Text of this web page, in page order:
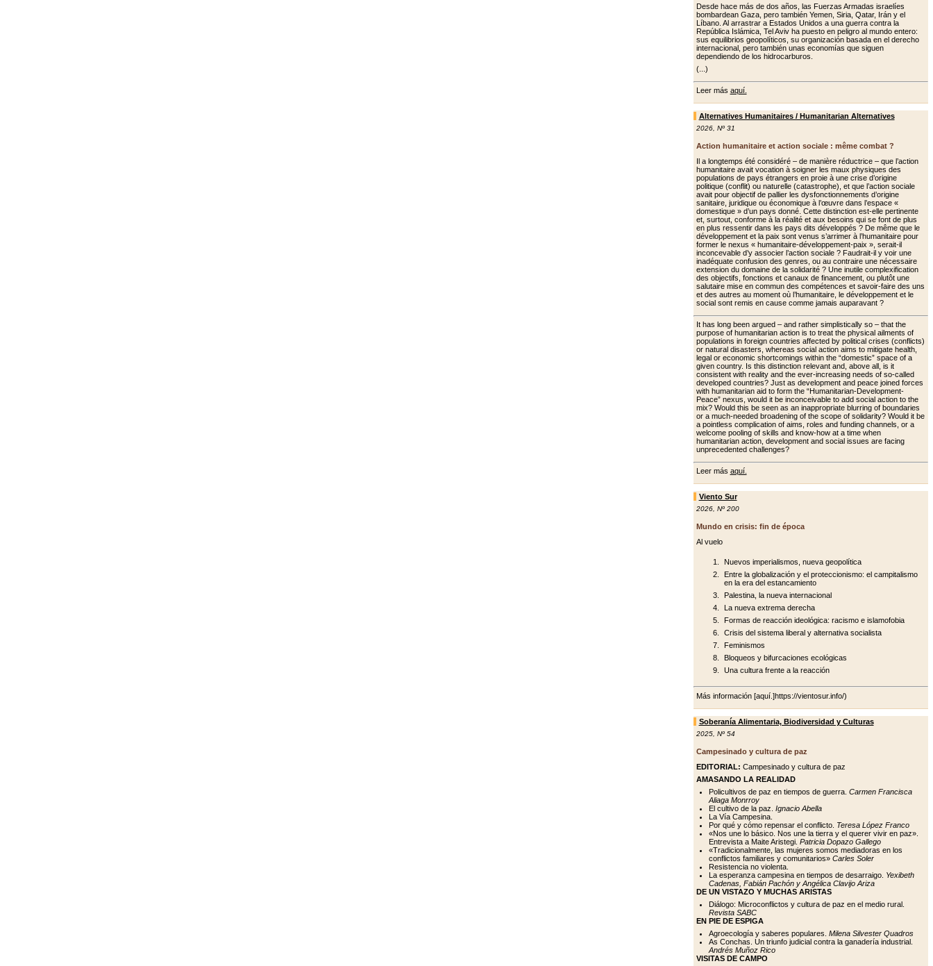
Desde hace más de dos años, las Fuerzas Armadas israelíes
bombardean Gaza, pero también Yemen, Siria, Qatar, Irán y el
Líbano. Al arrastrar a Estados Unidos a una guerra contra la
República Islámica, Tel Aviv ha puesto en peligro al mundo entero:
sus equilibrios geopolíticos, su organización basada en el derecho
internacional, pero también unas economías que siguen
dependiendo de los hidrocarburos.
(...)
Leer más aquí.
Alternatives Humanitaires / Humanitarian Alternatives
2026, Nº 31
Action humanitaire et action sociale : même combat ?
Il a longtemps été considéré – de manière réductrice – que l’action
humanitaire avait vocation à soigner les maux physiques des
populations de pays étrangers en proie à une crise d’origine
politique (conflit) ou naturelle (catastrophe), et que l’action sociale
avait pour objectif de pallier les dys­fonctionnements d’origine
sanitaire, juridique ou économique à l’œuvre dans l’espace «
domestique » d’un pays donné. Cette distinction est-elle pertinente
et, surtout, conforme à la réalité et aux besoins qui se font de plus
en plus ressentir dans les pays dits développés ? De même que le
dévelop­pement et la paix sont venus s’arrimer à l’humanitaire pour
former le nexus « humanitaire-développement-paix », serait-il
inconcevable d’y associer l’ac­tion sociale ? Faudrait-il y voir une
ina­déquate confusion des genres, ou au contraire une nécessaire
extension du domaine de la solidarité ? Une inutile complexification
des objectifs, fonc­tions et canaux de financement, ou plu­tôt une
salutaire mise en commun des compétences et savoir-faire des uns
et des autres au moment où l’humanitaire, le développement et le
social sont remis en cause comme jamais auparavant ?
It has long been argued – and rather simplistically so – that the
purpose of humanitarian action is to treat the physical ailments of
populations in foreign countries affected by political crises (conflicts)
or natural disasters, whereas social action aims to mitigate health,
legal or economic shortcomings within the “domestic” space of a
giv­en country. Is this distinction relevant and, above all, is it
consistent with re­ality and the ever-increasing needs of so-called
developed countries? Just as development and peace joined forc­es
with humanitarian aid to form the “Humanitarian-Development-
Peace” nexus, would it be inconceivable to add social action to the
mix? Would this be seen as an inappropriate blurring of boundaries
or a much-needed broad­ening of the scope of solidarity? Would it be
a pointless complication of aims, roles and funding channels, or a
wel­come pooling of skills and know-how at a time when
humanitarian action, de­velopment and social issues are facing
unprecedented challenges?
Leer más aquí.
Viento Sur
2026, Nº 200
Mundo en crisis: fin de época
Al vuelo
Nuevos imperialismos, nueva geopolítica
Entre la globalización y el proteccionismo: el campitalismo
en la era del estancamiento
Palestina, la nueva internacional
La nueva extrema derecha
Formas de reacción ideológica: racismo e islamofobia
Crisis del sistema liberal y alternativa socialista
Feminismos
Bloqueos y bifurcaciones ecológicas
Una cultura frente a la reacción
Más información [aquí.]https://vientosur.info/)
Soberanía Alimentaria, Biodiversidad y Culturas
2025, Nº 54
Campesinado y cultura de paz
EDITORIAL: Campesinado y cultura de paz
AMASANDO LA REALIDAD
Policultivos de paz en tiempos de guerra. Carmen Francisca
Aliaga Monrroy
El cultivo de la paz. Ignacio Abella
La Vía Campesina.
Por qué y cómo repensar el conflicto. Teresa López Franco
«Nos une lo básico. Nos une la tierra y el querer vivir en paz».
Entrevista a Maite Aristegi. Patricia Dopazo Gallego
«Tradicionalmente, las mujeres somos mediadoras en los
conflictos familiares y comunitarios» Carles Soler
Resistencia no violenta.
La esperanza campesina en tiempos de desarraigo. Yexibeth
Cadenas, Fabián Pachón y Angélica Clavijo Ariza
DE UN VISTAZO Y MUCHAS ARISTAS
Diálogo: Microconflictos y cultura de paz en el medio rural.
Revista SABC
EN PIE DE ESPIGA
Agroecología y saberes populares. Milena Silvester Quadros
As Conchas. Un triunfo judicial contra la ganadería industrial.
Andrés Muñoz Rico
VISITAS DE CAMPO